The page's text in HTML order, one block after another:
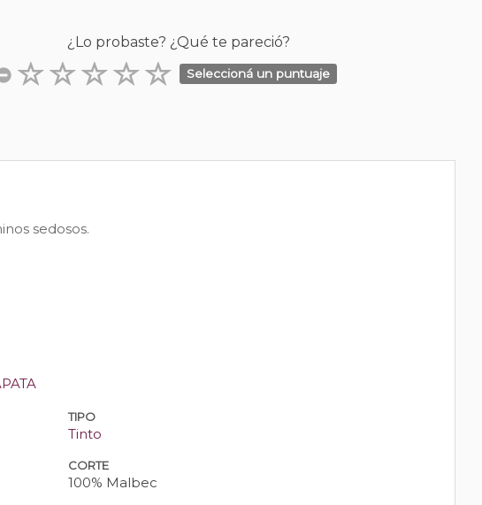
¿Lo probaste? ¿Qué te pareció?
Seleccioná un puntuaje
sedosos.
TIPO
Tinto
CORTE
100% Malbec